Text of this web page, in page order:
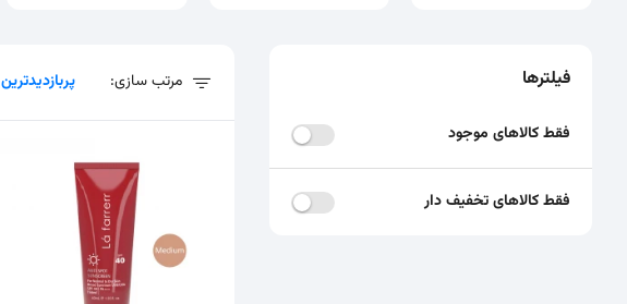
فیلترها
فقط کالاهای موجود
فقط کالاهای تخفیف دار
مرتب سازی: پربازدیدترین